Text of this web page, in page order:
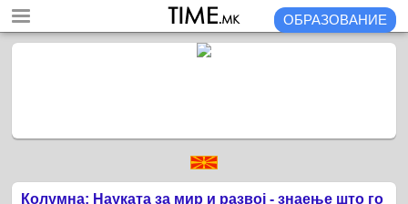
ОБРАЗОВАНИЕ
Колумна: Науката за мир и развој - знаење што го